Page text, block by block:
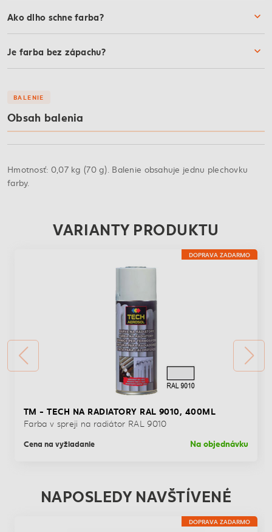
Ako dlho schne farba?
Je farba bez zápachu?
BALENIE
Obsah balenia
Hmotnosť: 0,07 kg (70 g). Balenie obsahuje jednu plechovku
farby.
VARIANTY PRODUKTU
DOPRAVA ZADARMO
TM - TECH NA RADIATORY RAL 9010, 400ML
Farba v spreji na radiátor RAL 9010
Cena na vyžiadanie Na objednávku
NAPOSLEDY NAVŠTÍVENÉ
DOPRAVA ZADARMO